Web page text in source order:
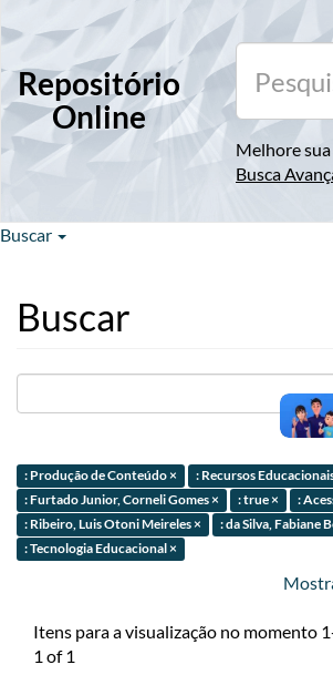
Repositório
Online
Melhore
Busca
Buscar
Buscar
: Produção de Conteúdo ×
: Recursos
: Furtado Junior, Corneli Gomes ×
: true ×
:
: Ribeiro, Luis Otoni Meireles ×
: da Silva, Fabiane
: Tecnologia Educacional ×
Itens para a visualização no momento
1 of 1